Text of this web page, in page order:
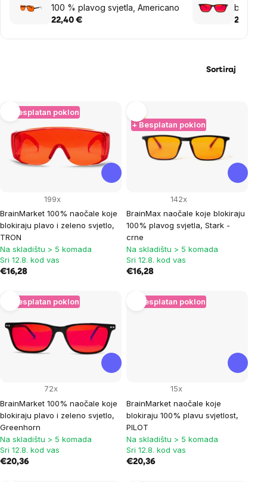
100 % plavog svjetla, Americano
22,40 € 20,36 €
Sortiraj
List
of
products
+ Besplatan poklon
BrainMarket 100% naočale koje
blokiraju plavo i zeleno svjetlo,
TRON
199x
Na skladištu > 5 komada
Sri 12.8. kod vas
€16,28
+ Besplatan poklon
BrainMax naočale koje blokiraju
100% plavog svjetla, Stark -
crne
142x
Na skladištu > 5 komada
Sri 12.8. kod vas
€16,28
+ Besplatan poklon
BrainMarket 100% naočale koje
blokiraju plavo i zeleno svjetlo,
Greenhorn
72x
Na skladištu > 5 komada
Sri 12.8. kod vas
€20,36
+ Besplatan poklon
BrainMarket naočale koje
blokiraju 100% plavu svjetlost,
PILOT
15x
Na skladištu > 5 komada
Sri 12.8. kod vas
€20,36